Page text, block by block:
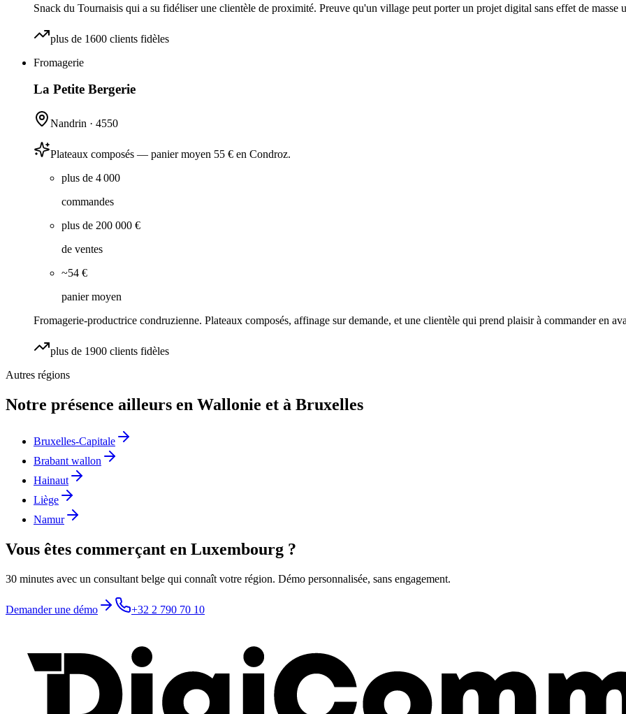
Snack du Tournaisis qui a su fidéliser une clientèle de proximité. Preuve qu'un village peut porter un projet digital sans effet de masse
plus de 1600 clients fidèles
Fromagerie
La Petite Bergerie
Nandrin · 4550
Plateaux composés — panier moyen 55 € en Condroz.
plus de 4 000
commandes
plus de 200 000 €
de ventes
~54 €
panier moyen
Fromagerie-productrice condruzienne. Plateaux composés, affinage sur demande, et une clientèle qui prend plaisir à commander en
plus de 1900 clients fidèles
Autres régions
Notre présence ailleurs en Wallonie et à Bruxelles
Bruxelles-Capitale
Brabant wallon
Hainaut
Liège
Namur
Vous êtes commerçant en Luxembourg ?
30 minutes avec un consultant belge qui connaît votre région. Démo personnalisée, sans engagement.
Demander une démo +32 2 790 70 10